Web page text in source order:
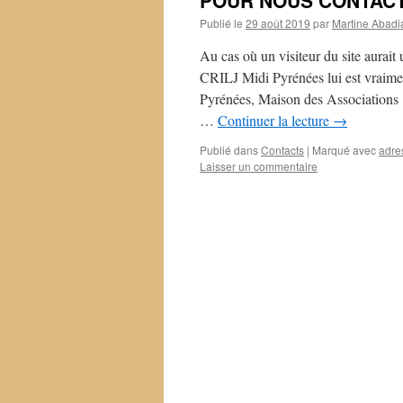
Publié le 29 août 2019 par Martine
Au cas où un visiteur du site aurait
CRILJ Midi Pyrénées lui est
Pyrénées, Maison des
… Continuer la lecture →
Publié dansContacts | Marqué avec
Laisser un commentaire